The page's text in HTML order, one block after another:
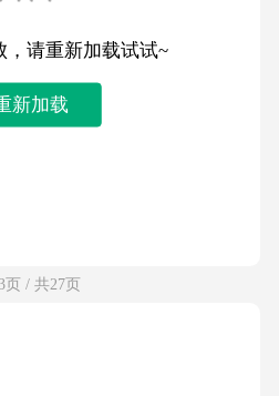
，请重新加载试试~
新加载
页 / 共27页